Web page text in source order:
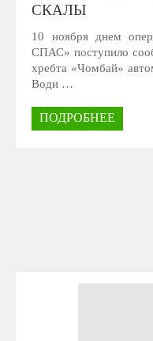
СКАЛЫ
10 ноября днем
СПАС» поступило
хребта «Чомбай»
Води …
ПОДРОБНЕЕ